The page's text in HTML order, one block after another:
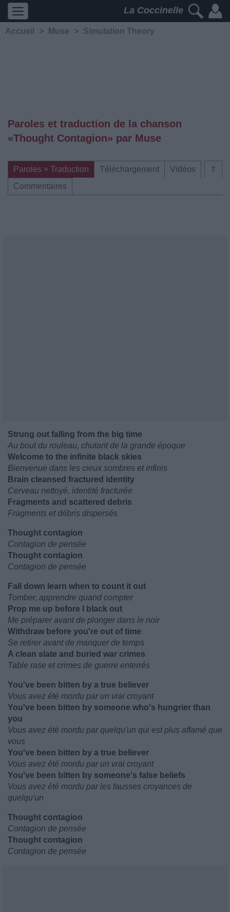
La Coccinelle
Accueil > Muse > Simulation Theory
Paroles et traduction de la chanson
«Thought Contagion» par Muse
⇑
Paroles + Traduction Téléchargement
Vidéos
Commentaires
Strung out falling from the big time
Au bout du rouleau, chutant de la grande époque
Welcome to the infinite black skies
Bienvenue dans les cieux sombres et infinis
Brain cleansed fractured identity
Cerveau nettoyé, identité fracturée
Fragments and scattered debris
Fragments et débris dispersés
Thought contagion
Contagion de pensée
Thought contagion
Contagion de pensée
Fall down learn when to count it out
Tomber, apprendre quand compter
Prop me up before I black out
Me préparer avant de plonger dans le noir
Withdraw before you're out of time
Se retirer avant de manquer de temps
A clean slate and buried war crimes
Table rase et crimes de guerre enterrés
You've been bitten by a true believer
Vous avez été mordu par un vrai croyant
You've been bitten by someone who's hungrier than
you
Vous avez été mordu par quelqu'un qui est plus affamé que
vous
You've been bitten by a true believer
Vous avez été mordu par un vrai croyant
You've been bitten by someone's false beliefs
Vous avez été mordu par les fausses croyances de
quelqu'un
Thought contagion
Contagion de pensée
Thought contagion
Contagion de pensée